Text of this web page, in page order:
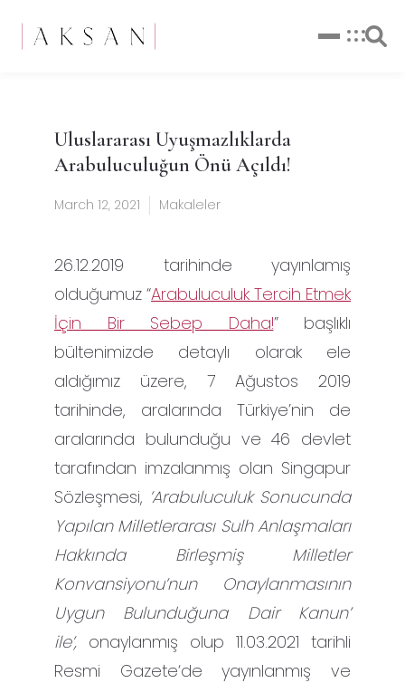
Uluslararası Uyuşmazlıklarda
Arabuluculuğun Önü Açıldı!
March 12, 2021 Makaleler
26.12.2019 tarihinde yayınlamış
olduğumuz “Arabuluculuk Tercih Etmek
İçin Bir Sebep Daha!” başlıklı
bültenimizde detaylı olarak ele
aldığımız üzere, 7 Ağustos 2019
tarihinde, aralarında Türkiye’nin de
aralarında bulunduğu ve 46 devlet
tarafından imzalanmış olan Singapur
Sözleşmesi, ’Arabuluculuk Sonucunda
Yapılan Milletlerarası Sulh Anlaşmaları
Hakkında Birleşmiş Milletler
Konvansiyonu’nun Onaylanmasının
Uygun Bulunduğuna Dair Kanun’
ile’, onaylanmış olup 11.03.2021 tarihli
Resmi Gazete‘de yayınlanmış ve